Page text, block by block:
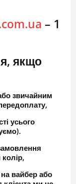
– 1
якщо
звичайним
усього
вайбер або